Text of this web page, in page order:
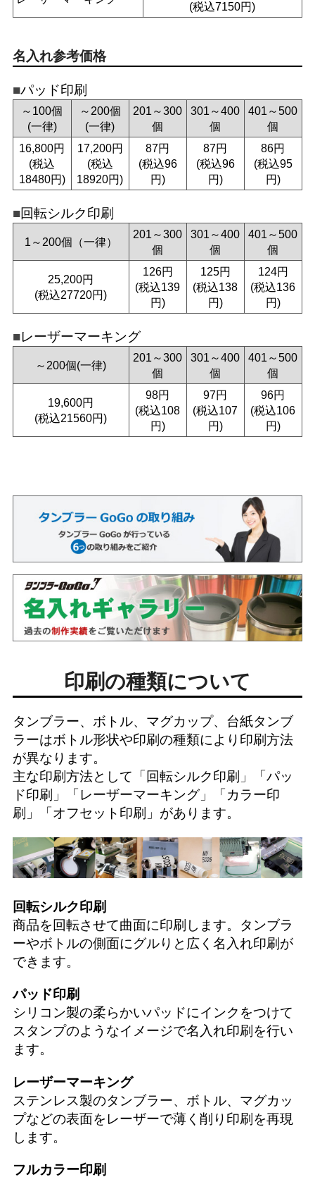
(税込7150円)
名入れ参考価格
パッド印刷
～100個
(一律)
～200個
(一律)
201～300
個
301～400
個
401～500
個
16,800円
(税込
18480円)
17,200円
(税込
18920円)
87円
(税込96
円)
87円
(税込96
円)
86円
(税込95
円)
回転シルク印刷
1～200個（一律）
201～300
個
301～400
個
401～500
個
25,200円
(税込27720円)
126円
(税込139
円)
125円
(税込138
円)
124円
(税込136
円)
レーザーマーキング
～200個(一律)
201～300
個
301～400
個
401～500
個
19,600円
(税込21560円)
98円
(税込108
円)
97円
(税込107
円)
96円
(税込106
円)
印刷の種類について
タンブラー、ボトル、マグカップ、台紙タンブ
ラーはボトル形状や印刷の種類により印刷方法
が異なります。
主な印刷方法として「 回転シルク印刷 」「 パッ
ド印刷 」「 レーザーマーキング」「 カラー印
刷 」「 オフセット印刷 」があります。
回転シルク印刷
商品を回転させて曲面に印刷します。タンブラ
ーやボトルの側面にグルりと広く名入れ印刷が
できます。
パッド印刷
シリコン製の柔らかいパッドにインクをつけて
スタンプのようなイメージで名入れ印刷を行い
ます。
レーザーマーキング
ステンレス製のタンブラー、ボトル、マグカッ
プなどの表面をレーザーで薄く削り印刷を再現
します。
フルカラー印刷